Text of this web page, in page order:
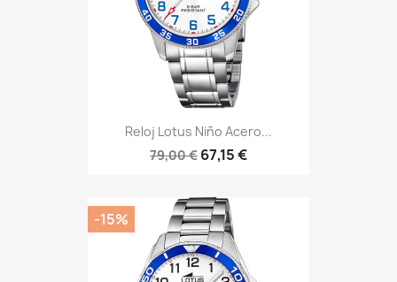
Reloj Lotus Niño Acero...
79,00 € 67,15 €
-15%